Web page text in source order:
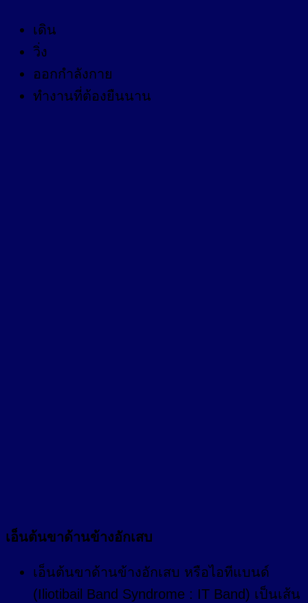
เดิน
วิ่ง
ออกกำลังกาย
ทำงานที่ต้องยืนนาน
เอ็นต้นขาด้านข้างอักเสบ
เอ็นต้นขาด้านข้างอักเสบ หรือไอทีแบนด์
(Iliotibail Band Syndrome : IT Band) เป็นเส้น